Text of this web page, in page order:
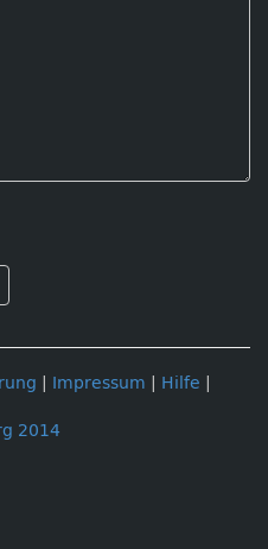
Impressum Hilfe
2014